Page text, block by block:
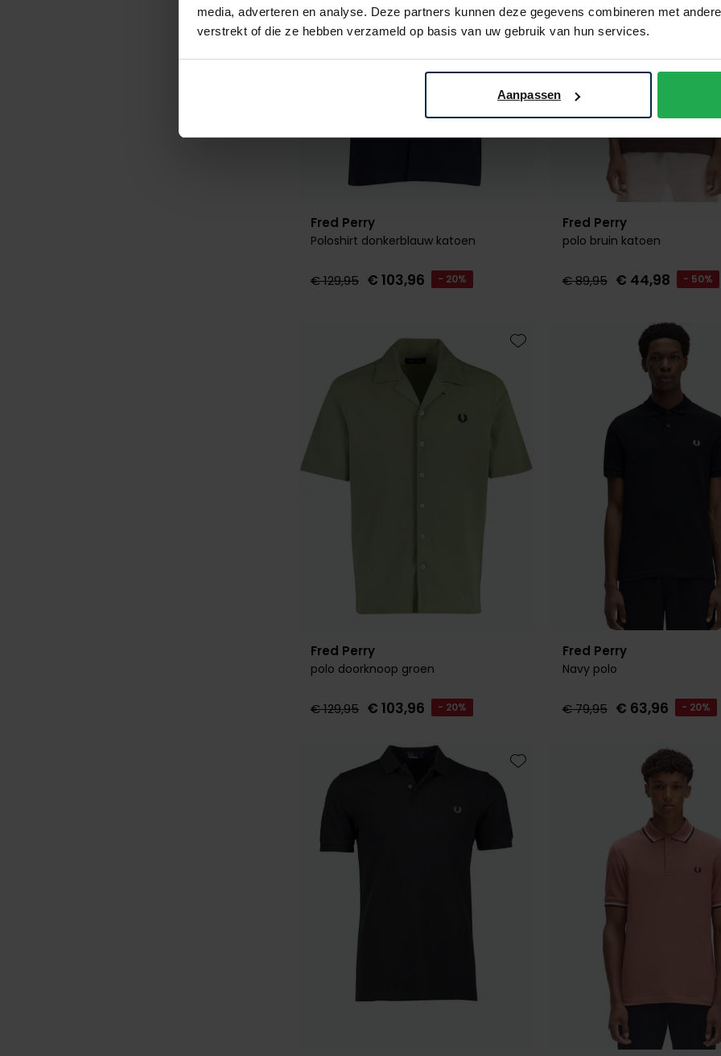
media, adverteren en analyse. Deze partners kunnen deze gegevens combineren met
verstrekt of die ze hebben verzameld op basis van uw gebruik van hun services.
Aanpassen
Fred Perry
Poloshirt donkerblauw katoen
€ 129,95 € 103,96 - 20%
Fred Perry
polo bruin katoen
€ 89,95 € 44,98 - 50%
Fred Perry
polo doorknoop groen
€ 129,95 € 103,96 - 20%
Toevoegen aan favorieten
Fred Perry
Navy polo
€ 79,95 € 63,96 - 20%
Toevoegen aan favorieten